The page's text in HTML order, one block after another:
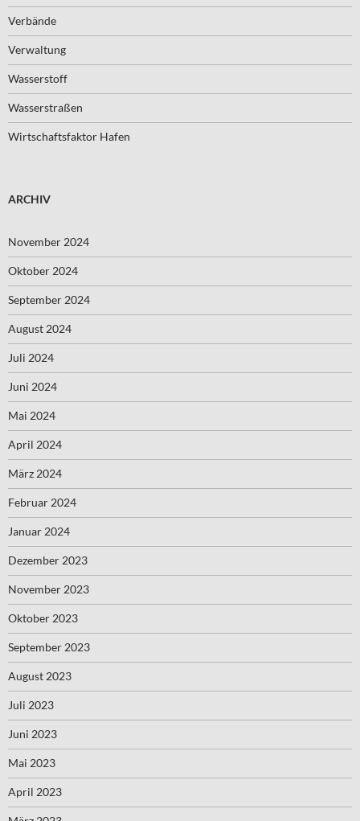
Verbände
Verwaltung
Wasserstoff
Wasserstraßen
Wirtschaftsfaktor Hafen
ARCHIV
November 2024
Oktober 2024
September 2024
August 2024
Juli 2024
Juni 2024
Mai 2024
April 2024
März 2024
Februar 2024
Januar 2024
Dezember 2023
November 2023
Oktober 2023
September 2023
August 2023
Juli 2023
Juni 2023
Mai 2023
April 2023